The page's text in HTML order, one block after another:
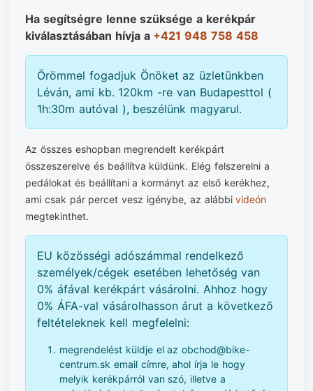
Ha segítségre lenne szüksége a kerékpár
kiválasztásában hívja a +421 948 758 458
Örömmel fogadjuk Önöket az üzletünkben
Léván, ami kb. 120km -re van Budapesttol (
1h:30m autóval ), beszélünk magyarul.
Az összes eshopban megrendelt kerékpárt
összeszerelve és beállítva küldünk. Elég felszerelni a
pedálokat és beállítani a kormányt az első kerékhez,
ami csak pár percet vesz igénybe, az alábbivideón
megtekinthet.
EU közösségi adószámmal rendelkező
személyek/cégek esetében lehetőség van
0% áfával kerékpárt vásárolni. Ahhoz hogy
0% ÁFA-val vásárolhasson árut a következő
feltételeknek kell megfelelni:
megrendelést küldje el az obchod@bike-
centrum.sk email címre, ahol írja le hogy
melyik kerékpárról van szó, illetve a